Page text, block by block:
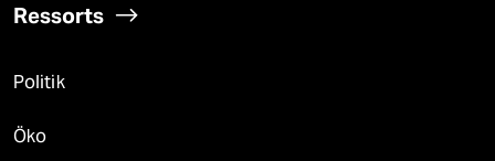
Ressorts
Politik
Öko